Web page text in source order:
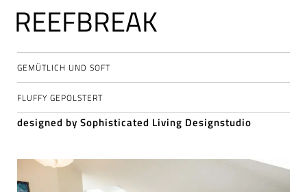
REEFBREAK
GEMÜTLICH UND SOFT
FLUFFY GEPOLSTERT
designed by Sophisticated Living Designstudio